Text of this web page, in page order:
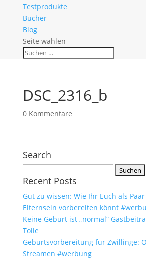
Testprodukte
Bücher
Blog
Seite wählen
DSC_2316_b
0 Kommentare
Search
nach:
Recent Posts
Gut zu wissen: Wie Ihr Euch als
Elternsein vorbereiten könnt
Keine Geburt ist „normal“
Tolle
Geburtsvorbereitung für Zwillinge:
Streamen #werbung